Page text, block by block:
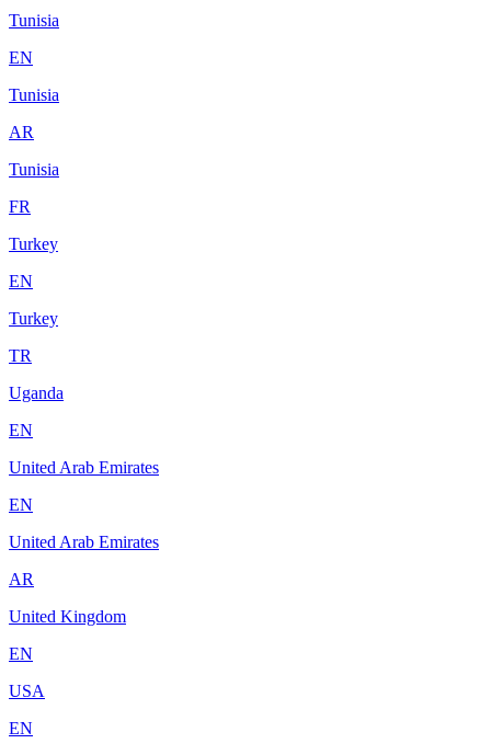
Tunisia
EN
Tunisia
AR
Tunisia
FR
Turkey
EN
Turkey
TR
Uganda
EN
United Arab Emirates
EN
United Arab Emirates
AR
United Kingdom
EN
USA
EN